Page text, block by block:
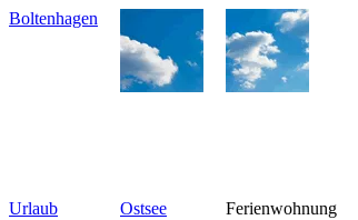
Boltenhagen
Urlaub
Ostsee Ferienwohnung